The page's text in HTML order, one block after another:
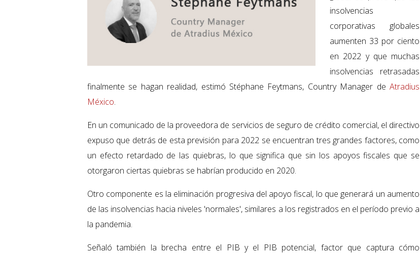
insolvencias
corporativas globales
aumenten 33 por ciento
en 2022 y que muchas
insolvencias retrasadas
finalmente se hagan realidad, estimó Stéphane Feytmans, Country Manager de Atradius
México.
En un comunicado de la proveedora de servicios de seguro de crédito comercial, el directivo
expuso que detrás de esta previsión para 2022 se encuentran tres grandes factores, como
un efecto retardado de las quiebras, lo que significa que sin los apoyos fiscales que se
otorgaron ciertas quiebras se habrían producido en 2020.
Otro componente es la eliminación progresiva del apoyo fiscal, lo que generará un aumento
de las insolvencias hacia niveles 'normales', similares a los registrados en el período previo a
la pandemia.
Señaló también la brecha entre el PIB y el PIB potencial, factor que captura cómo